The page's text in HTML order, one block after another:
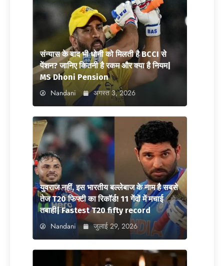
संन्यास के बाद भी धोनी को मिलती है BCCI से
पेंशन? जानिए कितनी है रकम और क्या है नियम|
MS Dhoni Pension
Nandani अगस्त 3, 2026
युवराज नहीं, इस भारतीय बल्लेबाज के नाम है सबसे
तेज T20 फिफ्टी का रिकॉर्ड! 11 गेंदों में मचाई
तबाही| Fastest T20 fifty record
Nandani जुलाई 29, 2026